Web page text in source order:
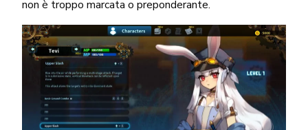
non è troppo marcata o preponderante.